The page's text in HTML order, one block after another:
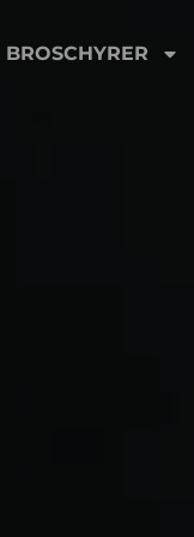
BROSCHYRER